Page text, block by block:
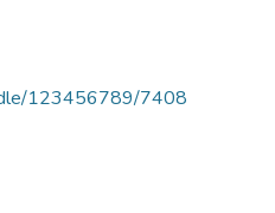
123456789/7408